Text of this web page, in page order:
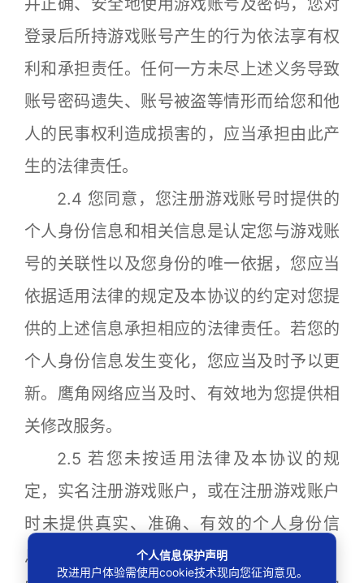
并正确、安全地使用游戏账号及密码，您对
登录后所持游戏账号产生的行为依法享有权
利和承担责任。任何一方未尽上述义务导致
账号密码遗失、账号被盗等情形而给您和他
人的民事权利造成损害的，应当承担由此产
生的法律责任。
2.4 您同意，您注册游戏账号时提供的
个人身份信息和相关信息是认定您与游戏账
号的关联性以及您身份的唯一依据，您应当
依据适用法律的规定及本协议的约定对您提
供的上述信息承担相应的法律责任。若您的
个人身份信息发生变化，您应当及时予以更
新。鹰角网络应当及时、有效地为您提供相
关修改服务。
2.5 若您未按适用法律及本协议的规
定，实名注册游戏账户，或在注册游戏账户
时未提供真实、准确、有效的个人身份信
息，或未在个人身份信息变更时及时更新，
个人信息保护声明
改进用户体验需使用cookie技术现向您征询意见。